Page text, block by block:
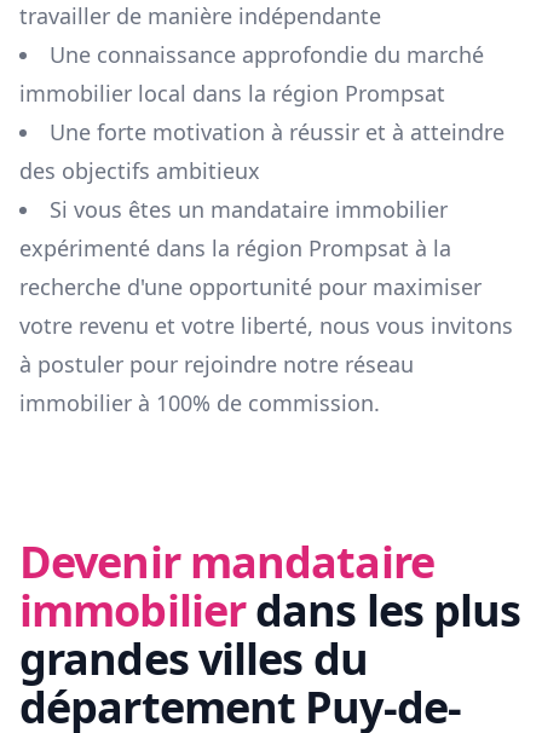
travailler de manière indépendante
Une connaissance approfondie du marché
immobilier local dans la région Prompsat
Une forte motivation à réussir et à atteindre
des objectifs ambitieux
Si vous êtes un mandataire immobilier
expérimenté dans la région Prompsat à la
recherche d'une opportunité pour maximiser
votre revenu et votre liberté, nous vous invitons
à postuler pour rejoindre notre réseau
immobilier à 100% de commission.
Devenir mandataire
immobilierdans les plus
grandes villes du
département Puy-de-